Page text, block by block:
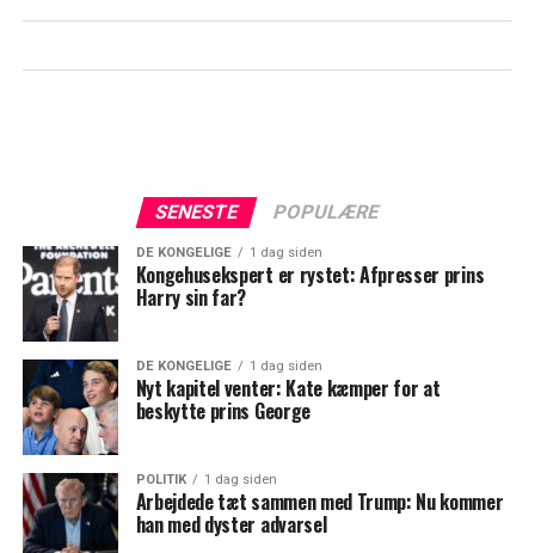
SENESTE POPULÆRE
DE KONGELIGE 1 dag siden
Kongehusekspert er rystet: Afpresser prins
Harry sin far?
DE KONGELIGE 1 dag siden
Nyt kapitel venter: Kate kæmper for at
beskytte prins George
POLITIK 1 dag siden
Arbejdede tæt sammen med Trump: Nu kommer
han med dyster advarsel